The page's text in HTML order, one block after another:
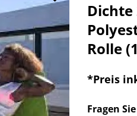
Dichte
Rolle
*Preis
Fragen